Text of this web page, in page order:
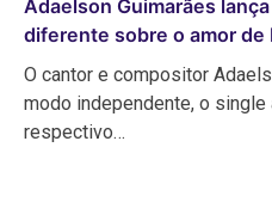
Adaelson Guimarães
diferente sobre o amor de
O cantor e compositor
modo independente, o single
respectivo…